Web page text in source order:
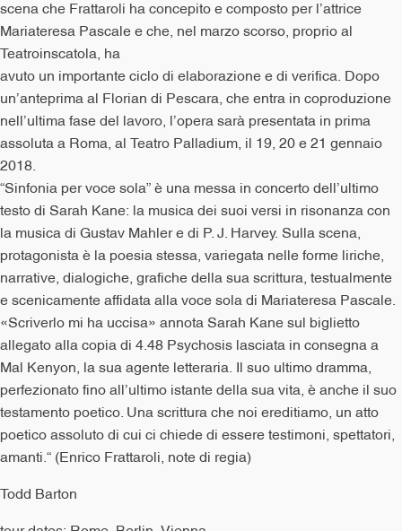
scena che Frattaroli ha concepito e composto per l’attrice
Mariateresa Pascale e che, nel marzo scorso, proprio al
Teatroinscatola, ha
avuto un importante ciclo di elaborazione e di verifica. Dopo
un’anteprima al Florian di Pescara, che entra in coproduzione
nell’ultima fase del lavoro, l’opera sarà presentata in prima
assoluta a Roma, al Teatro Palladium, il 19, 20 e 21 gennaio
2018.
“Sinfonia per voce sola” è una messa in concerto dell’ultimo
testo di Sarah Kane: la musica dei suoi versi in risonanza con
la musica di Gustav Mahler e di P. J. Harvey. Sulla scena,
protagonista è la poesia stessa, variegata nelle forme liriche,
narrative, dialogiche, grafiche della sua scrittura, testualmente
e scenicamente affidata alla voce sola di Mariateresa Pascale.
«Scriverlo mi ha uccisa» annota Sarah Kane sul biglietto
allegato alla copia di 4.48 Psychosis lasciata in consegna a
Mal Kenyon, la sua agente letteraria. Il suo ultimo dramma,
perfezionato fino all’ultimo istante della sua vita, è anche il suo
testamento poetico. Una scrittura che noi ereditiamo, un atto
poetico assoluto di cui ci chiede di essere testimoni, spettatori,
amanti.“ (Enrico Frattaroli, note di regia)
Todd Barton
tour dates: Rome, Berlin, Vienna